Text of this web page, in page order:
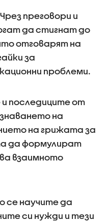
преговори и
да стигнат до
отговарят на
за
проблеми.
и последиците от
на
на грижата за
да формулират
взаимното
се научите да
си нужди и тези